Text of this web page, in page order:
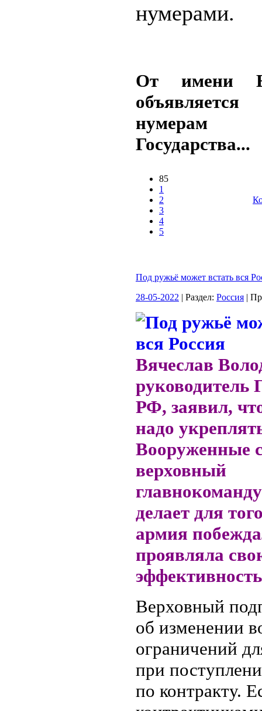
нумерами.
От имени
нумерам
Государства...
85
1
2
3
4
5
Под ружьё может встать вся
28-05-2022 | Раздел: Россия |
Вячеслав
руководитель
РФ, заявил,
надо
Вооруженные
верховный
делает для
армия
проявляла
Верховный
об изменении
ограничений
при
по контракту.